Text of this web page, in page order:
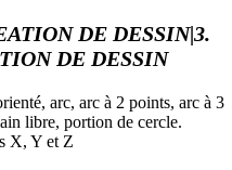
DE DESSIN|3.
DE DESSIN
arc, arc à 2 points, arc à 3
libre, portion de cercle.
X, Y et Z